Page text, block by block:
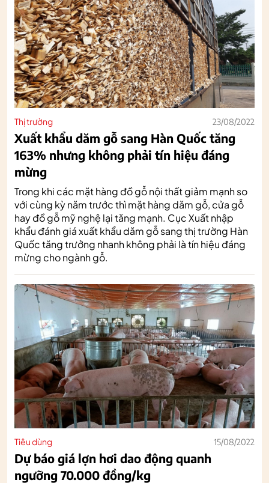
Thị trường 23/08/2022
Xuất khẩu dăm gỗ sang Hàn Quốc tăng
163% nhưng không phải tín hiệu đáng
mừng
Trong khi các mặt hàng đồ gỗ nội thất giảm mạnh so
với cùng kỳ năm trước thì mặt hàng dăm gỗ, cửa gỗ
hay đồ gỗ mỹ nghệ lại tăng mạnh. Cục Xuất nhập
khẩu đánh giá xuất khẩu dăm gỗ sang thị trường Hàn
Quốc tăng trưởng nhanh không phải là tín hiệu đáng
mừng cho ngành gỗ.
Tiêu dùng 15/08/2022
Dự báo giá lợn hơi dao động quanh
ngưỡng 70.000 đồng/kg